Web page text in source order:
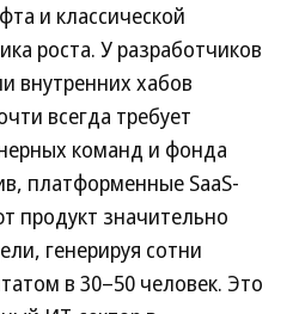
и классической
роста. У разработчиков
внутренних хабов
всегда требует
команд и фонда
платформенные SaaS-
продукт значительно
генерируя сотни
в 30–50 человек. Это